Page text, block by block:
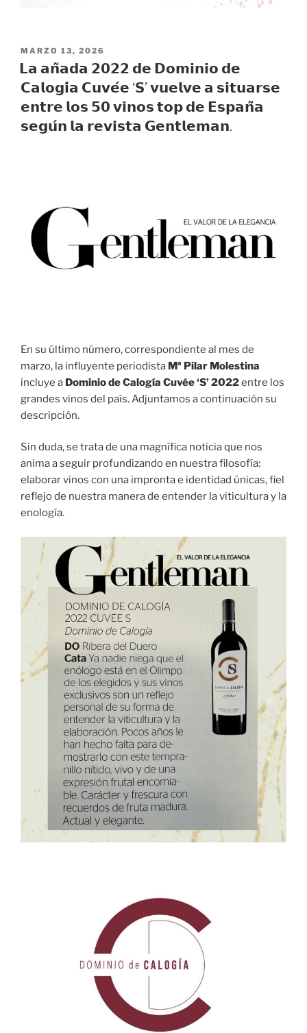
PUBLICADO
EL
MARZO 13, 2026
𝗟𝗮 𝗮𝗻̃𝗮𝗱𝗮 𝟮𝟬𝟮𝟮 𝗱𝗲 𝗗𝗼𝗺𝗶𝗻𝗶𝗼 𝗱𝗲
𝗖𝗮𝗹𝗼𝗴𝗶́𝗮 𝗖𝘂𝘃𝗲́𝗲 ‘𝗦’ 𝘃𝘂𝗲𝗹𝘃𝗲 𝗮 𝘀𝗶𝘁𝘂𝗮𝗿𝘀𝗲
𝗲𝗻𝘁𝗿𝗲 𝗹𝗼𝘀 𝟱𝟬 𝘃𝗶𝗻𝗼𝘀 𝘁𝗼𝗽 𝗱𝗲 𝗘𝘀𝗽𝗮𝗻̃𝗮
𝘀𝗲𝗴𝘂́𝗻 𝗹𝗮 𝗿𝗲𝘃𝗶𝘀𝘁𝗮 𝗚𝗲𝗻𝘁𝗹𝗲𝗺𝗮𝗻.
En su último número, correspondiente al mes de
marzo, la influyente periodista Mª Pilar Molestina
incluye a Dominio de Calogía Cuvée ‘S’ 2022entre los
grandes vinos del país. Adjuntamos a continuación su
descripción.
Sin duda, se trata de una magnífica noticia que nos
anima a seguir profundizando en nuestra filosofía:
elaborar vinos con una impronta e identidad únicas, fiel
reflejo de nuestra manera de entender la viticultura y la
enología.